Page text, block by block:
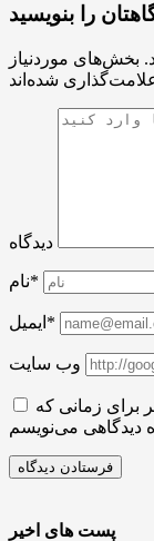
را بنویسید
بخش‌های موردنیاز
دیدگاه
نام*
ایمیل*
وب سایت
برای زمانی که
پست های اخیر